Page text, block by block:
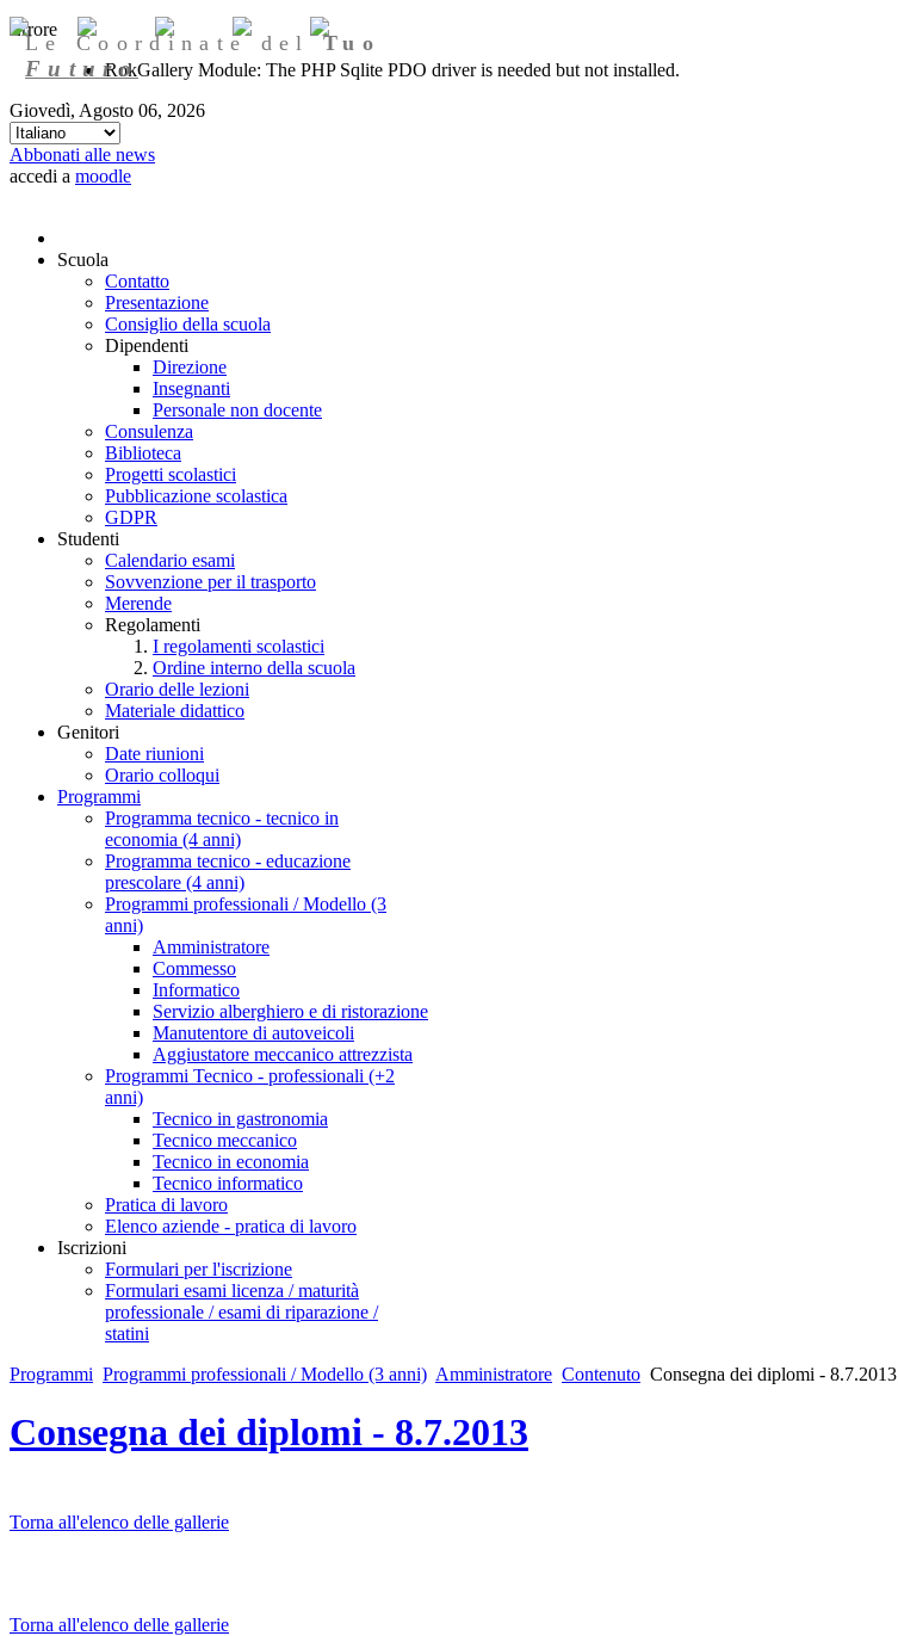
Errore
RokGallery Module: The PHP Sqlite PDO driver is needed but not installed.
Giovedì, Agosto 06, 2026
Abbonati alle news
accedi a moodle
Le Coordinate delTuo
Futuro
Scuola
Contatto
Presentazione
Consiglio della scuola
Dipendenti
Direzione
Insegnanti
Personale non docente
Consulenza
Biblioteca
Progetti scolastici
Pubblicazione scolastica
GDPR
Studenti
Calendario esami
Sovvenzione per il trasporto
Merende
Regolamenti
I regolamenti scolastici
Ordine interno della scuola
Orario delle lezioni
Materiale didattico
Genitori
Date riunioni
Orario colloqui
Programmi
Programma tecnico - tecnico in
economia (4 anni)
Programma tecnico - educazione
prescolare (4 anni)
Programmi professionali / Modello (3
anni)
Amministratore
Commesso
Informatico
Servizio alberghiero e di ristorazione
Manutentore di autoveicoli
Aggiustatore meccanico attrezzista
Programmi Tecnico - professionali (+2
anni)
Tecnico in gastronomia
Tecnico meccanico
Tecnico in economia
Tecnico informatico
Pratica di lavoro
Elenco aziende - pratica di lavoro
Iscrizioni
Formulari per l'iscrizione
Formulari esami licenza / maturità
professionale / esami di riparazione /
statini
Programmi Programmi professionali / Modello (3 anni) Amministratore Contenuto Consegna dei diplomi - 8.7.2013
Consegna dei diplomi - 8.7.2013
Torna all'elenco delle gallerie
Torna all'elenco delle gallerie